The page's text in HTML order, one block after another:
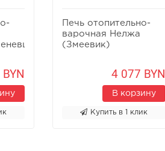
Печь отопительно-
варочная Нелжа
(Змеевик)
4 077 BYN
В корзину
Купить в 1 клик